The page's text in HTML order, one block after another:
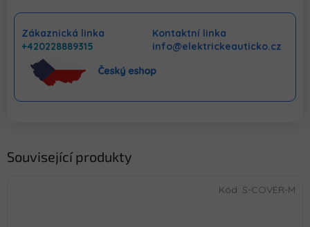
Zákaznická linka
+420228889315
Kontaktní linka
info@elektrickeauticko.cz
Související produkty
Kód: S-COVER-M